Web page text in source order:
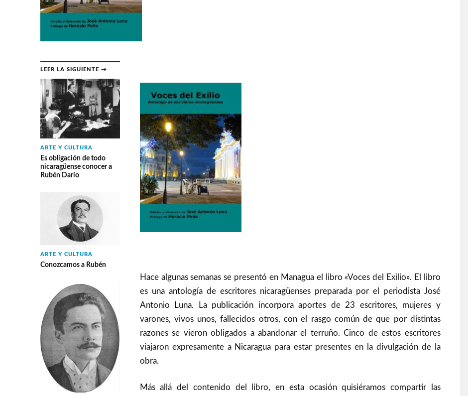
LEER LA SIGUIENTE →
ARTE Y CULTURA
Es obligación de todo
nicaragüense conocer a
Rubén Darío
ARTE Y CULTURA
Conozcamos a Rubén
Hace algunas semanas se presentó en Managua el libro «Voces del Exilio». El libro
es una antología de escritores nicaragüenses preparada por el periodista José
Antonio Luna. La publicación incorpora aportes de 23 escritores, mujeres y
varones, vivos unos, fallecidos otros, con el rasgo común de que por distintas
razones se vieron obligados a abandonar el terruño. Cinco de estos escritores
viajaron expresamente a Nicaragua para estar presentes en la divulgación de la
obra.
Más allá del contenido del libro, en esta ocasión quisiéramos compartir las